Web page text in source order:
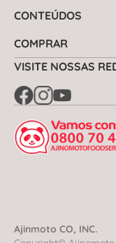
CONTEÚDOS
COMPRAR
VISITE NOSSAS
Ajinmoto CO, INC.